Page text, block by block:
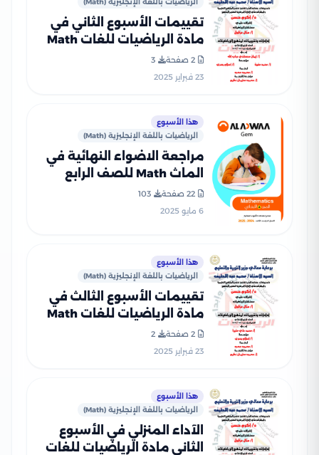
الرياضيات باللغة الإنجليزية (Math)
تقييمات الأسبوع الثاني في
مادة الرياضيات للغات Math
للصف الرابع الإبتدائي الترم
الثاني 2025 بصيغة PDF
2 صفحة
3
23 فبراير 2025
هذا الأسبوع
الرياضيات باللغة الإنجليزية (Math)
مراجعة الاضواء النهائية في
الماث Math للصف الرابع
PDF بالاجابات
22 صفحة
103
6 مايو 2025
هذا الأسبوع
الرياضيات باللغة الإنجليزية (Math)
تقييمات الأسبوع الثالث في
مادة الرياضيات للغات Math
للصف الرابع الإبتدائي الترم
الثاني 2025 بصيغة PDF
2 صفحة
2
23 فبراير 2025
هذا الأسبوع
الرياضيات باللغة الإنجليزية (Math)
الآداء المنزلي في الأسبوع
الثاني مادة الرياضيات للغات